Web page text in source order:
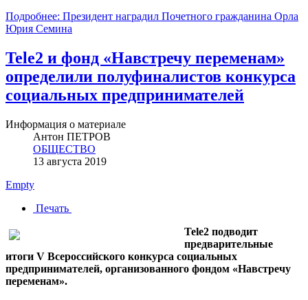
Подробнее: Президент наградил Почетного гражданина Орла
Юрия Семина
Tele2 и фонд «Навстречу переменам»
определили полуфиналистов конкурса
социальных предпринимателей
Информация о материале
Антон ПЕТРОВ
ОБЩЕСТВО
13 августа 2019
Empty
Печать
Tele2 подводит
предварительные
итоги V Всероссийского конкурса социальных
предпринимателей, организованного фондом «Навстречу
переменам».